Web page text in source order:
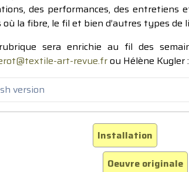
des performances, des entretiens
où la fibre, le fil et bien d’autres types
sera enrichie au fil des
art-revue.frou Hélène Kugler :
version
Installation
Oeuvre originale